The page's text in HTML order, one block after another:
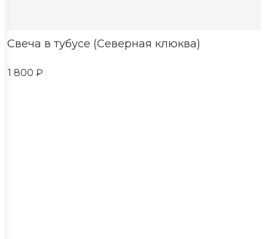
Свеча в тубусе (Северная клюква)
1 800 ₽